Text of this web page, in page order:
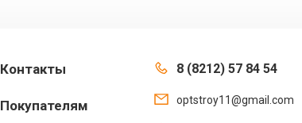
Контакты
Покупателям
8 (8212) 57 84 54
optstroy11@gmail.com